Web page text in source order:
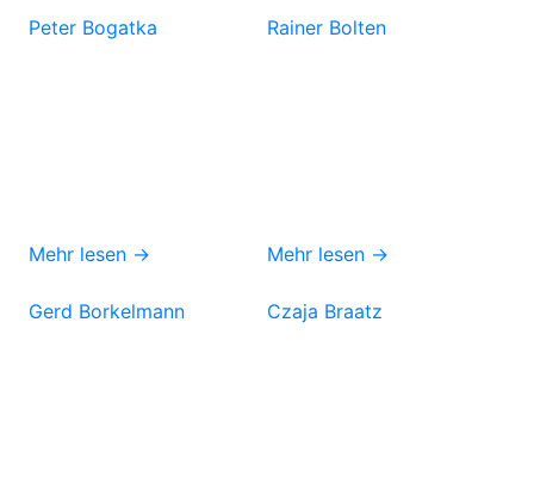
Peter Bogatka
Mehr lesen →
Rainer Bolten
Mehr lesen →
Gerd Borkelmann Czaja Braatz